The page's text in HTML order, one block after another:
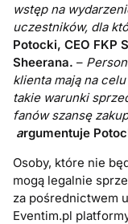
wstęp na
uczestników, dla
Potocki, CEO FKP
Sheerana.–
klienta mają na
takie warunki
fanów szansę
argumentuje
Osoby, które nie
mogą legalnie
za pośrednictwem
Eventim.pl